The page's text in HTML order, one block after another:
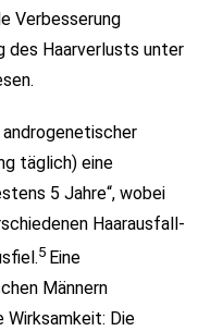
Verbesserung
des Haarverlusts unter
täglich) eine
5 Jahre“, wobei
Haarausfall-
5 Eine
Männern
Die